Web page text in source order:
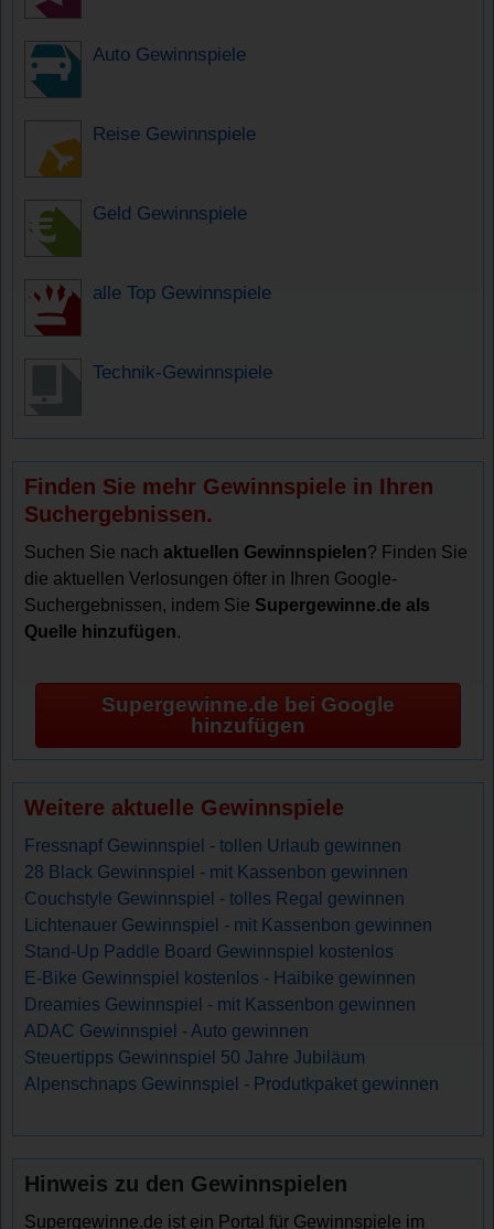
Auto Gewinnspiele
Reise Gewinnspiele
Geld Gewinnspiele
alle Top Gewinnspiele
Technik-Gewinnspiele
Finden Sie mehr Gewinnspiele in Ihren
Suchergebnissen.
Suchen Sie nachaktuellen Gewinnspielen? Finden Sie
die aktuellen Verlosungen öfter in Ihren Google-
Suchergebnissen, indem Sie Supergewinne.de als
Quelle hinzufügen.
Supergewinne.de bei Google
hinzufügen
Weitere aktuelle Gewinnspiele
Fressnapf Gewinnspiel - tollen Urlaub gewinnen
28 Black Gewinnspiel - mit Kassenbon gewinnen
Couchstyle Gewinnspiel - tolles Regal gewinnen
Lichtenauer Gewinnspiel - mit Kassenbon gewinnen
Stand-Up Paddle Board Gewinnspiel kostenlos
E-Bike Gewinnspiel kostenlos - Haibike gewinnen
Dreamies Gewinnspiel - mit Kassenbon gewinnen
ADAC Gewinnspiel - Auto gewinnen
Steuertipps Gewinnspiel 50 Jahre Jubiläum
Alpenschnaps Gewinnspiel - Produtkpaket gewinnen
Hinweis zu den Gewinnspielen
Supergewinne.de ist ein Portal für Gewinnspiele im